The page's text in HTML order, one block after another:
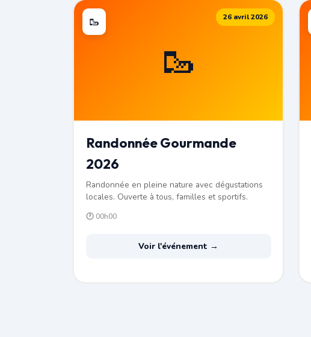
🥾
🥾 26 avril 2026
Randonnée Gourmande
2026
Randonnée en pleine nature avec dégustations
locales. Ouverte à tous, familles et sportifs.
🕐 00h00
Voir l'événement →